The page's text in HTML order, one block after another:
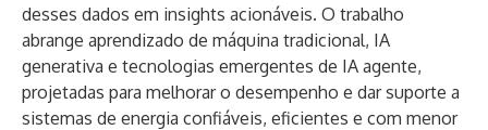
desses dados em insights acionáveis. O trabalho
abrange aprendizado de máquina tradicional, IA
generativa e tecnologias emergentes de IA agente,
projetadas para melhorar o desempenho e dar suporte a
sistemas de energia confiáveis, eficientes e com menor